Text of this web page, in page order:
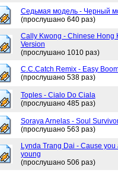
Седьмая модель - Черный
(прослушано 640 раз)
Cally Kwong - Chinese Hong
Version
(прослушано 1010 раз)
C.C.Catch Remix - Easy
(прослушано 538 раз)
Toples - Cialo Do Ciala
(прослушано 485 раз)
Soraya Arnelas - Soul
(прослушано 563 раз)
Lynda Trang Dai - Cause you
young
(прослушано 506 раз)